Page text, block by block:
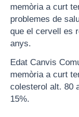
memòria a curt
problemes de
que el cervell es
anys.
Edat Canvis
memòria a curt
colesterol alt. 80
15%.